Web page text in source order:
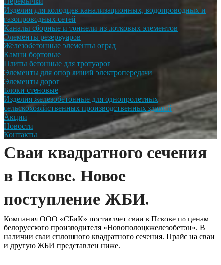
Изделия для колодцев канализационных, водопроводных и
газопроводных сетей
Каналы сборные и тоннели из лотковых элементов
Элементы резервуаров
Железобетонные элементы оград
Камни бортовые
Плиты бетонные для тротуаров
Элементы для опор линий электропередачи
Элементы дорог
Блоки стеновые
Изделия железобетонные для однопролетных
сельскохозяйственных производственных зданий
Акции
Новости
Контакты
Сваи квадратного сечения
в Пскове. Новое
поступление ЖБИ.
Компания ООО «СБиК» поставляет сваи в Пскове по ценам
белорусского производителя «Новополоцкжелезобетон». В
наличии сваи сплошного квадратного сечения. Прайс на сваи
и другую ЖБИ представлен ниже.